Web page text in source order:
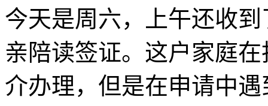
今天是周六，上午还收
亲陪读签证。这户家庭
介办理，但是在申请中